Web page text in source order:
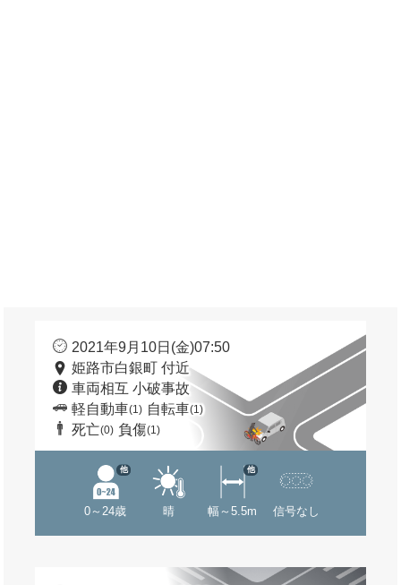
2021年9月10日(金)07:50
姫路市白銀町 付近
車両相互 小破事故
軽自動車(1) 自転車(1)
死亡(0) 負傷(1)
0～24歳
他
晴 幅～5.5m
他
信号なし